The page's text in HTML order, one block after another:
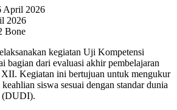
April 2026
2026
Bone
kegiatan Uji Kompetensi
bagian dari evaluasi akhir pembelajaran
XII. Kegiatan ini bertujuan untuk mengukur
siswa sesuai dengan standar dunia
(DUDI).